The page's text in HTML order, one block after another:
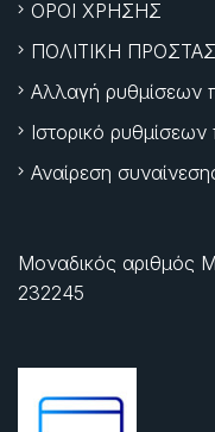
ΟΡΟΙ ΧΡΗΣΗΣ
ΠΟΛΙΤΙΚΗ
Αλλαγή ρυθμίσεων
Ιστορικό
Αναίρεση
Μοναδικός αριθμός
232245